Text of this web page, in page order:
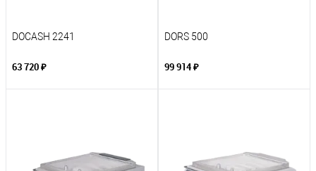
DOCASH 2241
63 720 ₽
DORS 500
99 914 ₽